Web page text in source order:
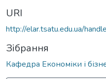
URI
http://elar.tsatu.edu.ua/
Зібрання
Кафедра Економіки і